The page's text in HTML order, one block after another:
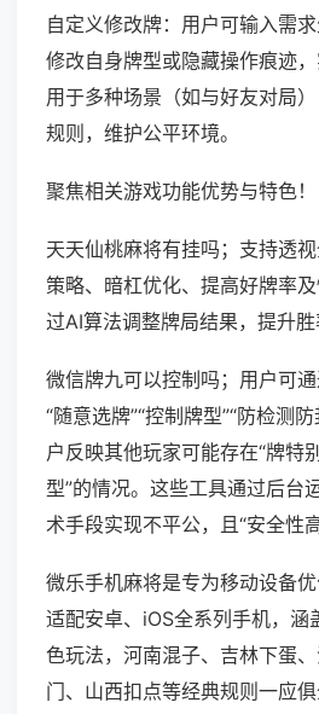
自定义修改牌：用户可输入需求
修改自身牌型或隐藏操作痕迹
用于多种场景（如与好友对局
规则，维护公平环境。
聚焦相关游戏功能优势与特色！
天天仙桃麻将有挂吗；支持透
策略、暗杠优化、提高好牌率
过AI算法调整牌局结果，提升胜
微信牌九可以控制吗；用户可
“随意选牌”“控制牌型”“防检测
户反映其他玩家可能存在“牌特
型”的情况。这些工具通过后台
术手段实现不平公，且“安全性高
微乐手机麻将是专为移动设备优
适配安卓、iOS全系列手机，涵
色玩法，河南混子、吉林下蛋
门、山西扣点等经典规则一应